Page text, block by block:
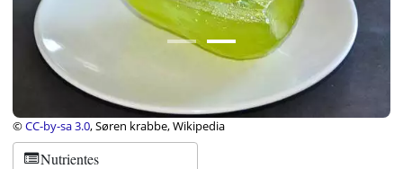
©CC-by-sa 3.0, Søren krabbe, Wikipedia
Nutrientes